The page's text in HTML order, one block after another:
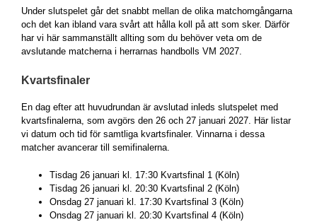
Under slutspelet går det snabbt mellan de olika matchomgångarna
och det kan ibland vara svårt att hålla koll på att som sker. Därför
har vi här sammanställt allting som du behöver veta om de
avslutande matcherna i herrarnas handbolls VM 2027.
Kvartsfinaler
En dag efter att huvudrundan är avslutad inleds slutspelet med
kvartsfinalerna, som avgörs den 26 och 27 januari 2027. Här listar
vi datum och tid för samtliga kvartsfinaler. Vinnarna i dessa
matcher avancerar till semifinalerna.
Tisdag 26 januari kl. 17:30 Kvartsfinal 1 (Köln)
Tisdag 26 januari kl. 20:30 Kvartsfinal 2 (Köln)
Onsdag 27 januari kl. 17:30 Kvartsfinal 3 (Köln)
Onsdag 27 januari kl. 20:30 Kvartsfinal 4 (Köln)